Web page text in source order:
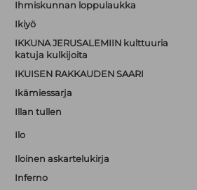
Ihmiskunnan loppulaukka
Ikiyö
IKKUNA JERUSALEMIIN kulttuuria
katuja kulkijoita
IKUISEN RAKKAUDEN SAARI
Ikämiessarja
Illan tullen
Ilo
Iloinen askartelukirja
Inferno